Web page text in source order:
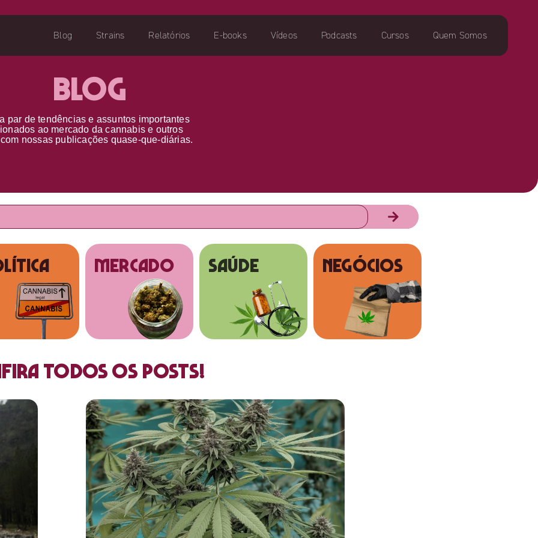
Blog Strains Relatórios E-books Vídeos Podcasts Cursos Quem Somos
Blog
par detendências e assuntos importantes
ao mercado da cannabis e outros
com nossas publicações quase-que-diárias.
MERCADO SAÚDE NEGÓCIOS
todos os posts!